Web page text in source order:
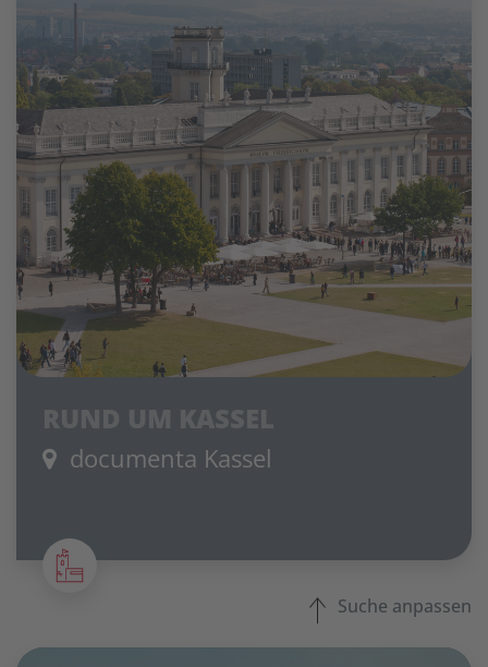
documenta Kassel
Suche anpassen